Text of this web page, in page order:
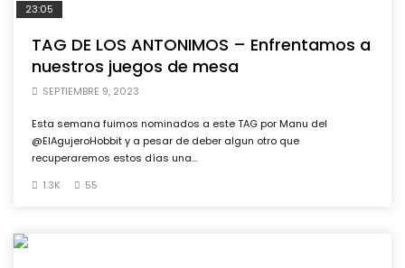
23:05
TAG DE LOS ANTONIMOS – Enfrentamos a
nuestros juegos de mesa
SEPTIEMBRE 9, 2023
Esta semana fuimos nominados a este TAG por Manu del
@ElAgujeroHobbit y a pesar de deber algun otro que
recuperaremos estos días una...
1.3K
55